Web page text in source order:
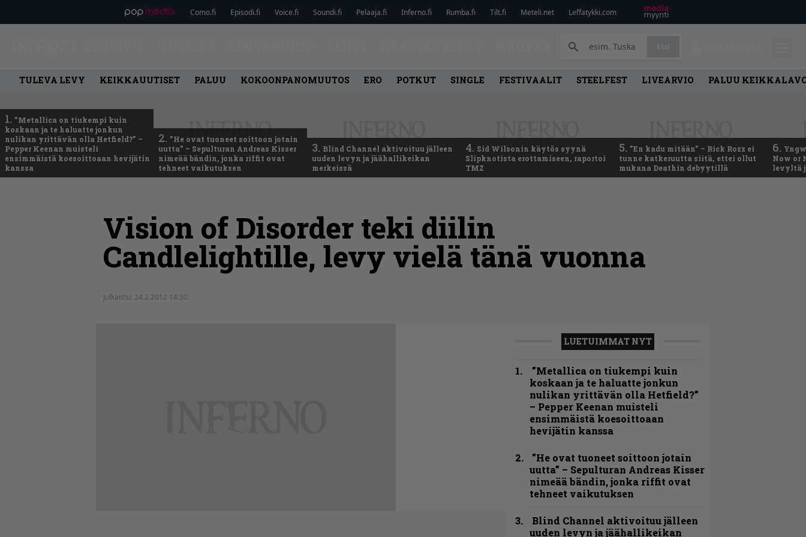
Como.fi Episodi.fi Voice.fi Soundi.fi Pelaaja.fi Inferno.fi Rumba.fi Tilt.fi Meteli.net Leffatykki.com
TULEVA LEVY KEIKKAUUTISET PALUU KOKOONPANOMUUTOS ERO POTKUT SINGLE FESTIVAALIT STEELFEST LIVEARVIO PALUU
1. ”Metallica on tiukempi kuin
koskaan ja te haluatte jonkun
nulikan yrittävän olla Hetfield?” –
Pepper Keenan muisteli
ensimmäistä koesoittoaan hevijätin
kanssa
2. ”He ovat tuoneet soittoon jotain
uutta” – Sepulturan Andreas Kisser
nimeää bändin, jonka riffit ovat
tehneet vaikutuksen
3. Blind Channel aktivoituu jälleen
uuden levyn ja jäähallikeikan
merkeissä
4. Sid Wilsonin käytös syynä
Slipknotista erottamiseen, raportoi
TMZ
5. ”En kadu mitään” – Rick Rozz ei
tunne katkeruutta siitä, ettei ollut
mukana Deathin debyytillä
6.
Now or
levyltä
Vision of Disorder teki diilin
Candlelightille, levy vielä tänä vuonna
Julkaistu: 24.2.2012 14:30
LUETUIMMAT NYT
”Metallica on tiukempi kuin
koskaan ja te haluatte jonkun
nulikan yrittävän olla Hetfield?”
– Pepper Keenan muisteli
ensimmäistä koesoittoaan
hevijätin kanssa
”He ovat tuoneet soittoon jotain
uutta” – Sepulturan Andreas Kisser
nimeää bändin, jonka riffit ovat
tehneet vaikutuksen
Blind Channel aktivoituu jälleen
uuden levyn ja jäähallikeikan